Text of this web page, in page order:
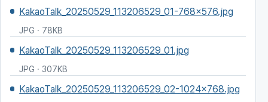
KakaoTalk_20250529_113206529_01-768x576.jpg
JPG · 78KB
KakaoTalk_20250529_113206529_01.jpg
JPG · 307KB
KakaoTalk_20250529_113206529_02-1024x768.jpg